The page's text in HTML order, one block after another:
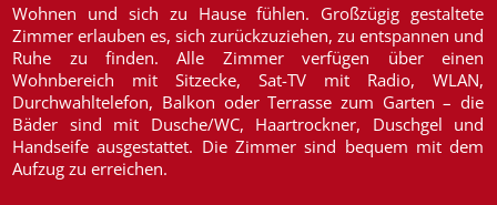
Wohnen und sich zu Hause fühlen. Großzügig gestaltete
Zimmer erlauben es, sich zurückzuziehen, zu entspannen und
Ruhe zu finden. Alle Zimmer verfügen über einen
Wohnbereich mit Sitzecke, Sat-TV mit Radio, WLAN,
Durchwahltelefon, Balkon oder Terrasse zum Garten – die
Bäder sind mit Dusche/WC, Haartrockner, Duschgel und
Handseife ausgestattet. Die Zimmer sind bequem mit dem
Aufzug zu erreichen.